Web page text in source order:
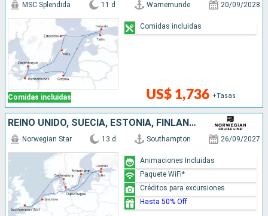
Comidas incluidas
MSC Splendida 11 d Warnemunde 20/09/2028
US$ 1,736 +Tasas
Comidas incluidas
REINO UNIDO, SUECIA, ESTONIA, FINLANDIA, DINAMARCA, PAISES BAJOS
Norwegian Star 13 d Southampton 26/09/2027
Animaciones Incluidas
Paquete WiFi*
Créditos para excursiones
Hasta 50% Off